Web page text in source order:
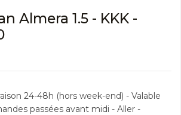
Almera 1.5 - KKK -
24-48h (hors week-end) - Valable
passées avant midi - Aller -